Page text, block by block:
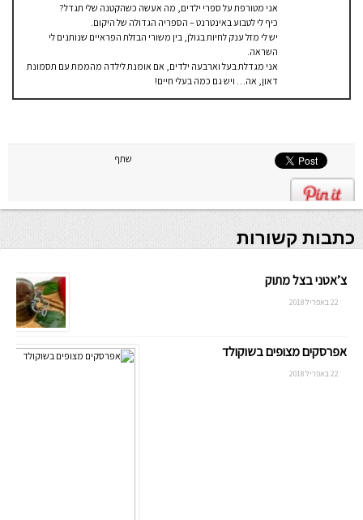
אני מטורפת על ספרי ילדים, מה אעשה כשהקטנה שלי תגדל?
כיף לי לטבוע באינטרנט – הספריה הגדולה של היקום.
יש לי מזל ענק לחיות בגולן, בין משורי הבזלת הפראיים שנותנים לי
השראה.
אני מגדלת בעל וארבעה ילדים, אם אומנת לילדה מהממת עם תסמונת
דאון, אה… ויש גם כמה בעלי חיים!
שתף
כתבות קשורות
צ’אטני בצל מתוק
22 באפריל 2018
אפרסקים מצופים בשוקולד
22 באפריל 2018